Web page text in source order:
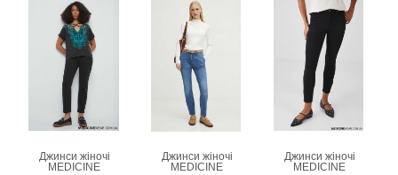
Джинси жіночі
MEDICINE
Джинси жіночі
MEDICINE
Джинси жіночі
MEDICINE